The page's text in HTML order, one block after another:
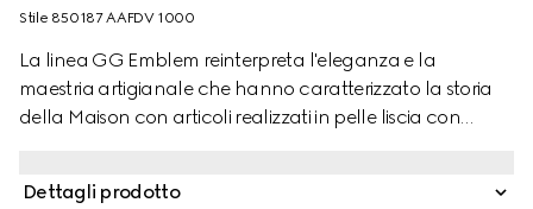
Stile ‎850187 AAFDV 1000
La linea GG Emblem reinterpreta l'eleganza e la
maestria artigianale che hanno caratterizzato la storia
della Maison con articoli realizzati in pelle liscia con
in rilievo.
Dettagli prodotto